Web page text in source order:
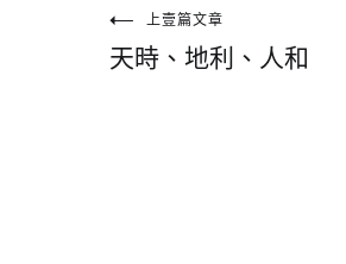
文上壹篇文章
天時、地利、人和